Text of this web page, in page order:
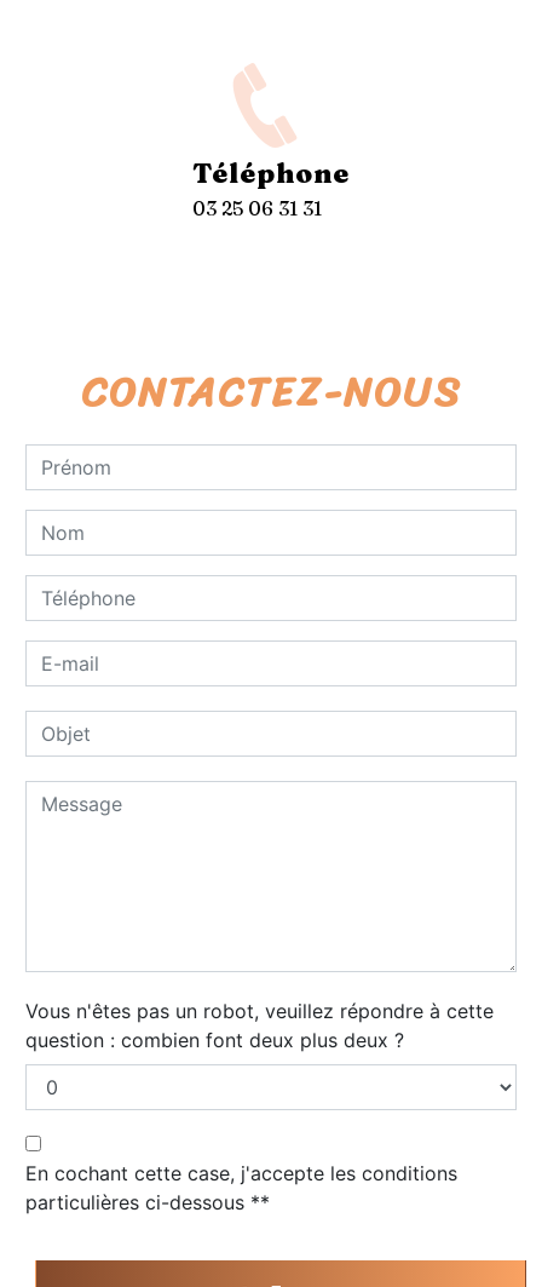
Téléphone
03 25 06 31 31
CONTACTEZ-NOUS
Vous n'êtes pas un robot, veuillez répondre à cette
question : combien font deux plus deux ?
En cochant cette case, j'accepte les conditions
particulières ci-dessous **